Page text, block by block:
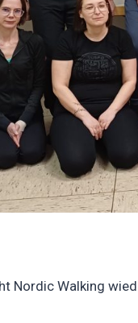
Nordic Walking